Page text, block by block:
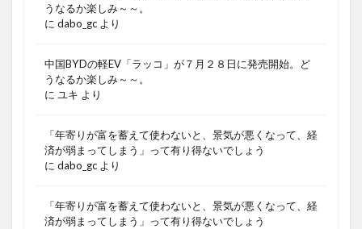
うなるか楽しみ～～。
に dabo_gc より
中国BYDの軽EV「ラッコ」が７月２８日に発売開始。ど
うなるか楽しみ～～。
に ユキ より
「年寄りが富を蓄えて使わないと、景気が悪くなって、経
済が弱まってしまう」って有り得ないでしょう
に dabo_gc より
「年寄りが富を蓄えて使わないと、景気が悪くなって、経
済が弱まってしまう」って有り得ないでしょう